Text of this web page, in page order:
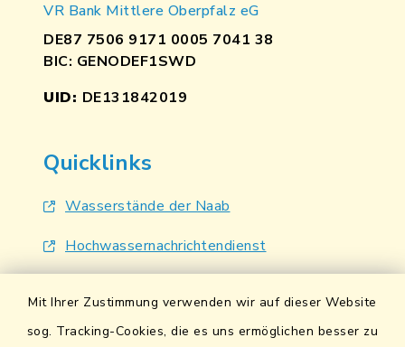
Mit Ihrer Zustimmung verwenden wir auf dieser Website
sog. Tracking-Cookies, die es uns ermöglichen besser zu
VR Bank Mittlere Oberpfalz eG
DE87 7506 9171 0005 7041 38
BIC: GENODEF1SWD
UID: DE131842019
Quicklinks
Wasserstände der Naab
Hochwassernachrichtendienst
Lokales Bündnis für Familien